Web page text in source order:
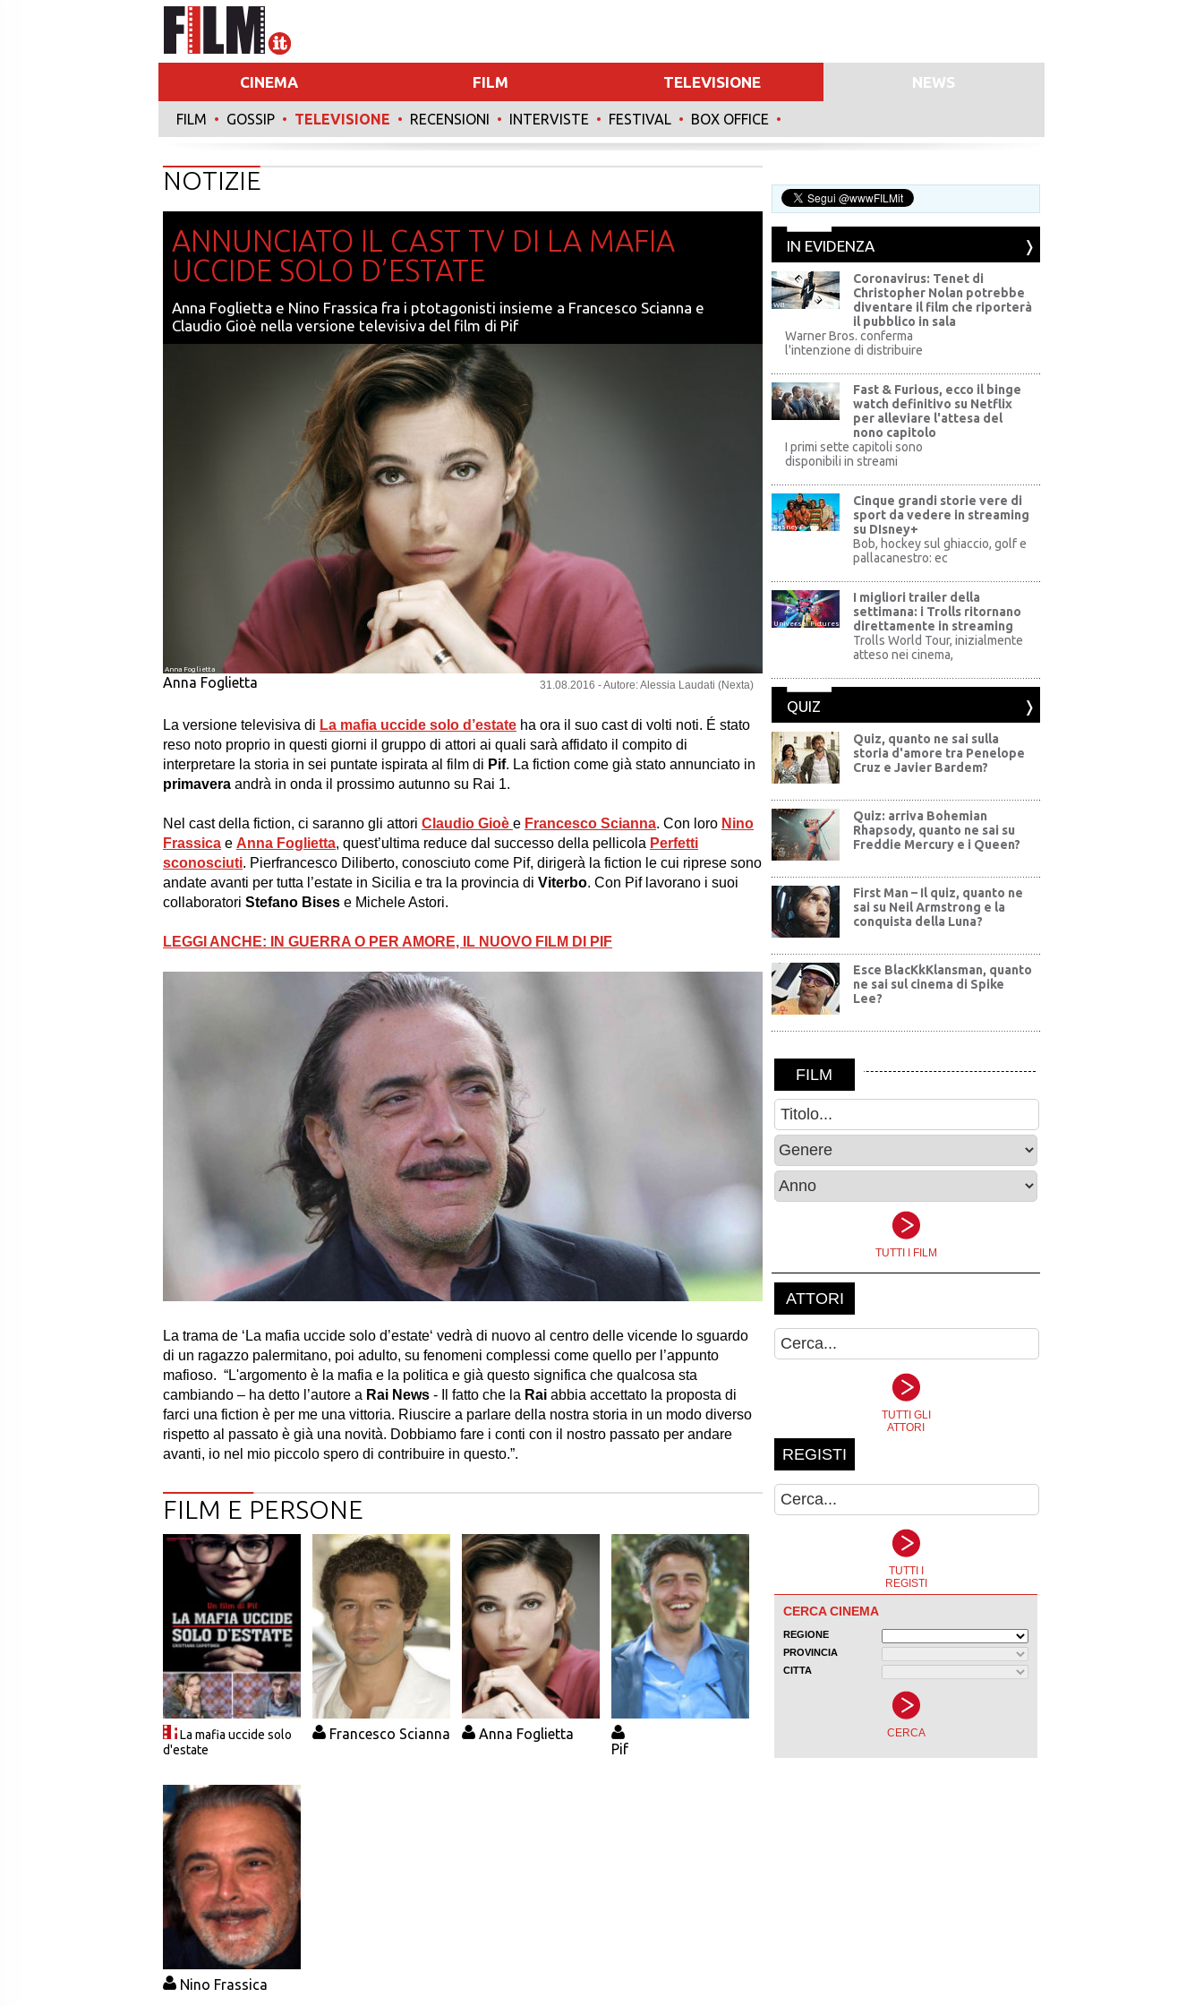
CINEMA FILM TELEVISIONE NEWS
RECENSIONI INTERVISTE SPECIALI
FILM • GOSSIP • TELEVISIONE • RECENSIONI • INTERVISTE • FESTIVAL • BOX OFFICE •
NOTIZIE
ANNUNCIATO IL CAST TV DI LA MAFIA
UCCIDE SOLO D’ESTATE
Anna Foglietta e Nino Frassica fra i ptotagonisti insieme a Francesco Scianna e
Claudio Gioè nella versione televisiva del film di Pif
Anna Foglietta
Anna Foglietta 31.08.2016 - Autore: Alessia Laudati (Nexta)
La versione televisiva di La mafia uccide solo d’estate ha ora il suo cast di volti noti. É stato
reso noto proprio in questi giorni il gruppo di attori ai quali sarà affidato il compito di
interpretare la storia in sei puntate ispirata al film di Pif. La fiction come già stato annunciato in
primavera andrà in onda il prossimo autunno su Rai 1.
Nel cast della fiction, ci saranno gli attori Claudio Gioè e Francesco Scianna. Con loro Nino
Frassica e Anna Foglietta, quest’ultima reduce dal successo della pellicola Perfetti
sconosciuti. Pierfrancesco Diliberto, conosciuto come Pif, dirigerà la fiction le cui riprese sono
andate avanti per tutta l’estate in Sicilia e tra la provincia di Viterbo. Con Pif lavorano i suoi
collaboratori Stefano Bises e Michele Astori.
LEGGI ANCHE: IN GUERRA O PER AMORE, IL NUOVO FILM DI PIF
La trama de ‘La mafia uccide solo d’estate‘ vedrà di nuovo al centro delle vicende lo sguardo
di un ragazzo palermitano, poi adulto, su fenomeni complessi come quello per l’appunto
mafioso. “L'argomento è la mafia e la politica e già questo significa che qualcosa sta
cambiando – ha detto l’autore a Rai News - Il fatto che la Rai abbia accettato la proposta di
farci una fiction è per me una vittoria. Riuscire a parlare della nostra storia in un modo diverso
rispetto al passato è già una novità. Dobbiamo fare i conti con il nostro passato per andare
avanti, io nel mio piccolo spero di contribuire in questo.”.
FILM E PERSONE
La mafia uccide solo
d'estate
Francesco Scianna
Anna Foglietta
Pif
Nino Frassica
IN EVIDENZA
WB
Coronavirus: Tenet di
Christopher Nolan potrebbe
diventare il film che riporterà
il pubblico in sala
Warner Bros. conferma
l'intenzione di distribuire
Fast & Furious, ecco il binge
watch definitivo su Netflix
per alleviare l'attesa del
nono capitolo
I primi sette capitoli sono
disponibili in streami
Disney+
Cinque grandi storie vere di
sport da vedere in streaming
su DIsney+
Bob, hockey sul ghiaccio, golf e
pallacanestro: ec
Universal Pictures
I migliori trailer della
settimana: i Trolls ritornano
direttamente in streaming
Trolls World Tour, inizialmente
atteso nei cinema,
QUIZ
Quiz, quanto ne sai sulla
storia d'amore tra Penelope
Cruz e Javier Bardem?
Quiz: arriva Bohemian
Rhapsody, quanto ne sai su
Freddie Mercury e i Queen?
First Man – Il quiz, quanto ne
sai su Neil Armstrong e la
conquista della Luna?
Esce BlacKkKlansman, quanto
ne sai sul cinema di Spike
Lee?